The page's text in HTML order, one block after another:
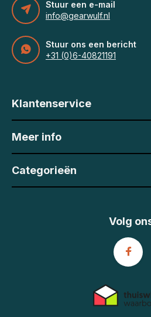
Stuur een e-mail
info@gearwulf.nl
Stuur ons een bericht
+31 (0)6-40821191
Klantenservice
Meer info
Categorieën
Volg